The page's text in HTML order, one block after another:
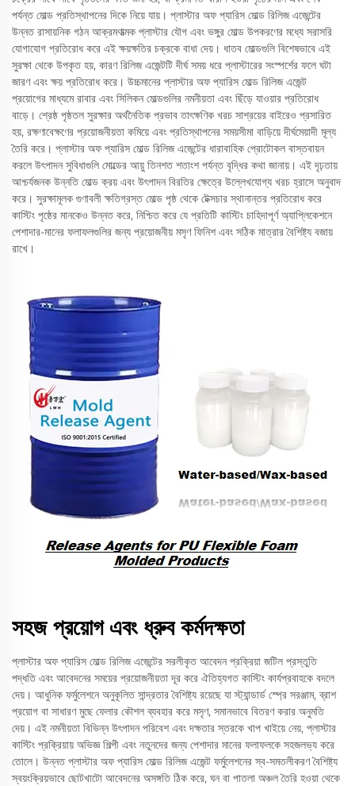
পর্যন্ত মোল্ড প্রতিস্থাপনের দিকে নিয়ে যায়। প্লাস্টার অফ প্যারিস মোল্ড রিলিজ এজেন্টের
উন্নত রাসায়নিক গঠন আক্রমণাত্মক প্লাস্টার যৌগ এবং ভঙ্গুর মোল্ড উপকরণের মধ্যে সরাসরি
যোগাযোগ প্রতিরোধ করে এই ক্ষয়ক্ষতির চক্রকে বাধা দেয়। ধাতব মোল্ডগুলি বিশেষভাবে এই
সুরক্ষা থেকে উপকৃত হয়, কারণ রিলিজ এজেন্টটি দীর্ঘ সময় ধরে প্লাস্টারের সংস্পর্শের ফলে ঘটা
জারণ এবং ক্ষয় প্রতিরোধ করে। উচ্চমানের প্লাস্টার অফ প্যারিস মোল্ড রিলিজ এজেন্ট
প্রয়োগের মাধ্যমে রাবার এবং সিলিকন মোল্ডগুলির নমনীয়তা এবং ছিঁড়ে যাওয়ার প্রতিরোধ
বাড়ে। শ্রেষ্ঠ পৃষ্ঠতল সুরক্ষার অর্থনৈতিক প্রভাব তাৎক্ষণিক খরচ সাশ্রয়ের বাইরেও প্রসারিত
হয়, রক্ষণাবেক্ষণের প্রয়োজনীয়তা কমিয়ে এবং প্রতিস্থাপনের সময়সীমা বাড়িয়ে দীর্ঘমেয়াদী মূল্য
তৈরি করে। প্লাস্টার অফ প্যারিস মোল্ড রিলিজ এজেন্টের ধারাবাহিক প্রোটোকল বাস্তবায়ন
করলে উৎপাদন সুবিধাগুলি মোল্ডের আয়ু তিনশত শতাংশ পর্যন্ত বৃদ্ধির কথা জানায়। এই দৃঢ়তায়
আশ্চর্যজনক উন্নতি মোল্ড ক্রয় এবং উৎপাদন বিরতির ক্ষেত্রে উল্লেখযোগ্য খরচ হ্রাসে অনুবাদ
করে। সুরক্ষামূলক গুণাবলী ক্ষতিগ্রস্ত মোল্ড পৃষ্ঠ থেকে টেক্সচার স্থানান্তর প্রতিরোধ করে
কাস্টিং পৃষ্ঠের মানকেও উন্নত করে, নিশ্চিত করে যে প্রতিটি কাস্টিং চাহিদাপূর্ণ অ্যাপ্লিকেশনে
পেশাদার-মানের ফলাফলগুলির জন্য প্রয়োজনীয় মসৃণ ফিনিশ এবং সঠিক মাত্রার বৈশিষ্ট্য বজায়
রাখে।
সহজ প্রয়োগ এবং ধ্রুব কর্মদক্ষতা
প্লাস্টার অফ প্যারিস মোল্ড রিলিজ এজেন্টের সরলীকৃত আবেদন প্রক্রিয়া জটিল প্রস্তুতি
পদ্ধতি এবং আবেদনের সময়ের প্রয়োজনীয়তা দূর করে ঐতিহ্যগত কাস্টিং কার্যপ্রবাহকে বদলে
দেয়। আধুনিক ফর্মুলেশনে অনুকূলিত সান্দ্রতার বৈশিষ্ট্য রয়েছে যা স্ট্যান্ডার্ড স্প্রে সরঞ্জাম, ব্রাশ
প্রয়োগ বা সাধারণ মুছে ফেলার কৌশল ব্যবহার করে মসৃণ, সমানভাবে বিতরণ করার অনুমতি
দেয়। এই নমনীয়তা বিভিন্ন উৎপাদন পরিবেশ এবং দক্ষতার স্তরকে খাপ খাইয়ে নেয়, প্লাস্টার
কাস্টিং প্রক্রিয়ায় অভিজ্ঞ শিল্পী এবং নতুনদের জন্য পেশাদার মানের ফলাফলকে সহজলভ্য করে
তোলে। উন্নত প্লাস্টার অফ প্যারিস মোল্ড রিলিজ এজেন্ট ফর্মুলেশনের স্ব-সমতলীকরণ বৈশিষ্ট্য
স্বয়ংক্রিয়ভাবে ছোটখাটো আবেদনের অসঙ্গতি ঠিক করে, ঘন বা পাতলা অঞ্চল তৈরি হওয়া থেকে